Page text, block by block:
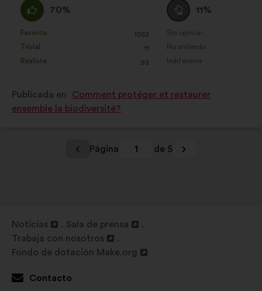
A
favor
:
70%
calificado
como:
Favorito
: 1053
veces
Trivial 11
veces
Realista
: 93
veces
Neutro
:
11%
calificado
Sin opinión
:veces
No entiendo
:veces
Indiferente
:veces
Publicada en
Comment protéger et restaurer
ensemble la biodiversité?
Página 1 de 5
Noticias
nueva
Sala de prensa
Trabaja con nosotros
una
Fondo de dotación Make.org
en
Contacto